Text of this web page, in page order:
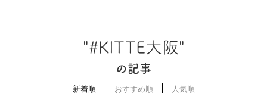
"#KITTE大阪"
の記事
新着順 おすすめ順 人気順